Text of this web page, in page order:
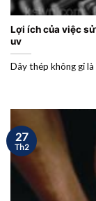
Lợi ích của việc
uv
Dây thép không gỉ
27
Th2